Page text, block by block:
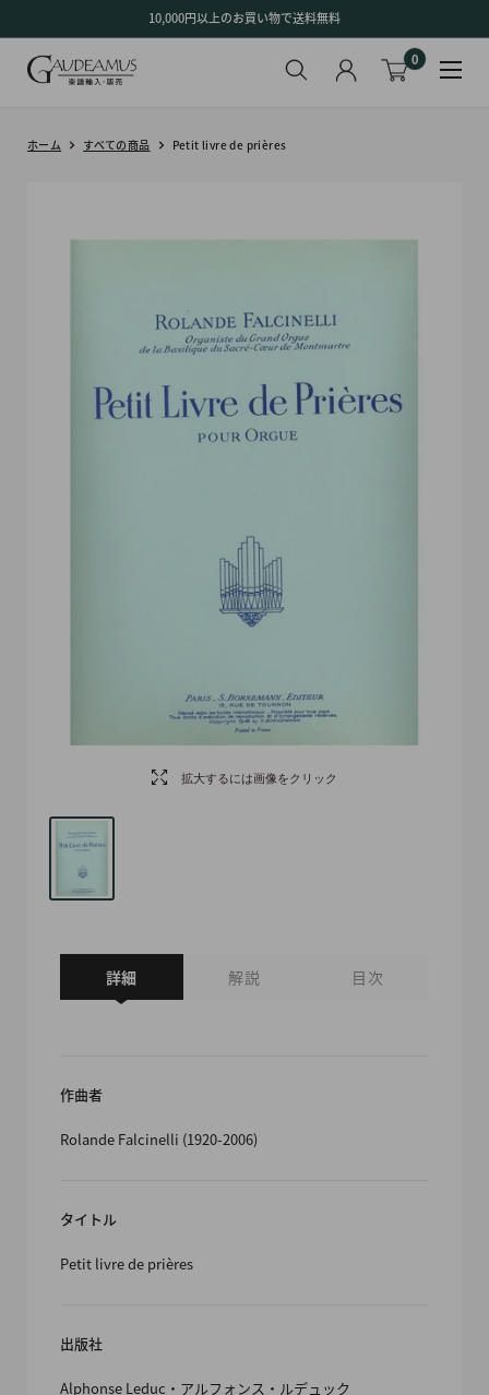
ン
10,000円以上のお買い物で送料無料
0
ホーム すべての商品 Petit livre de prières
拡大するには画像をクリック
詳細 解説 目次
作曲者
Rolande Falcinelli (1920-2006)
タイトル
Petit livre de prières
出版社
Alphonse Leduc・アルフォンス・ルデュック